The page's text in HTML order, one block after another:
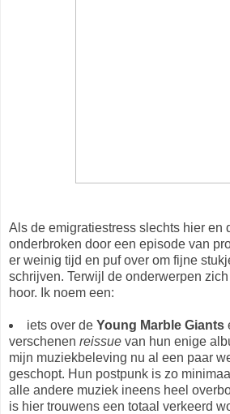
Als de emigratiestress slechts hier en
onderbroken door een episode van
er weinig tijd en puf over om fijne
schrijven. Terwijl de onderwerpen
hoor. Ik noem een:
iets over de Young Marble Giants
verschenen reissue van hun enige
mijn muziekbeleving nu al een paar
geschopt. Hun postpunk is zo
alle andere muziek ineens heel
is hier trouwens een totaal verkeerd